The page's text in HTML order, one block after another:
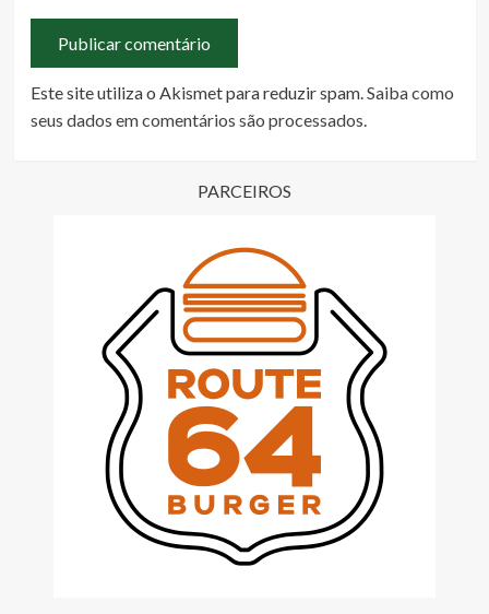
Este site utiliza o Akismet para reduzir spam.Saiba como
seus dados em comentários são processados.
PARCEIROS